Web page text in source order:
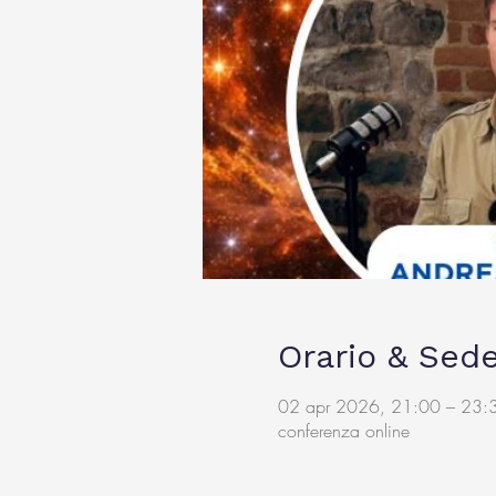
Orario &
02 apr 2026, 21:00 –
conferenza online